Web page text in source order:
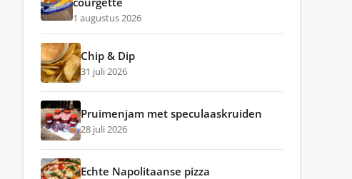
1 augustus 2026
Chip & Dip
31 juli 2026
Pruimenjam met speculaaskruiden
28 juli 2026
Echte Napolitaanse pizza